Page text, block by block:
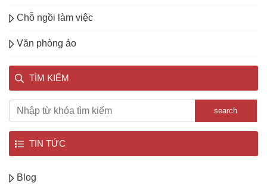
Chỗ ngồi làm việc
Văn phòng ảo
TÌM KIẾM
search
TIN TỨC
Blog